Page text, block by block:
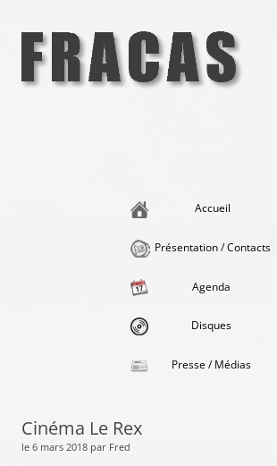
contenu
Accueil
Présentation / Contacts
Agenda
Disques
Presse / Médias
Cinéma Le Rex
le 6 mars 2018 par Fred